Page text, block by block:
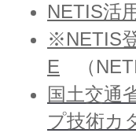
NETIS活
※NETIS
E
（
国土交通
プ技術カ